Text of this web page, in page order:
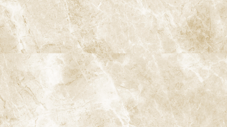
を奨励するようになりました。
5-2. 8020運動の成果
8020運動の開始以降、日本では歯科の予防意識が向上し、80歳以
上で20本以上の歯を持つ人の割合が増加しています。これは、定
期検診や歯周病予防、フッ素ケアの重要性が広く認識され、実践
されている成果です。